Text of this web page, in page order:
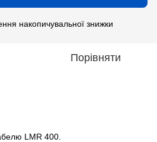
накопичувальної знижки
Порівняти
LMR 400.